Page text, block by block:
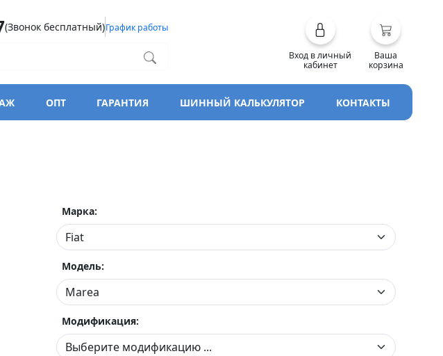
(Звонок бесплатный)График работы
Вход в личный
кабинет
Ваша
корзина
ОПТ ГАРАНТИЯ ШИННЫЙ КАЛЬКУЛЯТОР КОНТАКТЫ
Марка:
Модель:
Модификация: